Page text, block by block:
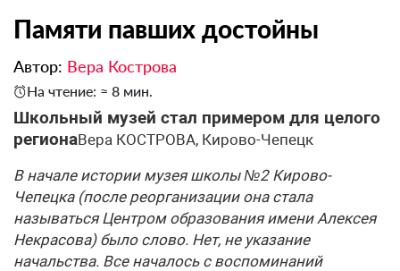
Памяти павших достойны
Автор: Вера Кострова
На чтение: ≈ 8 мин.
Школьный музей стал примером для целого
регионаВера КОСТРОВА, Кирово-Чепецк
В начале истории музея школы №2 Кирово-
Чепецка (после реорганизации она стала
называться Центром образования имени Алексея
Некрасова) было слово. Нет, не указание
начальства. Все началось с воспоминаний